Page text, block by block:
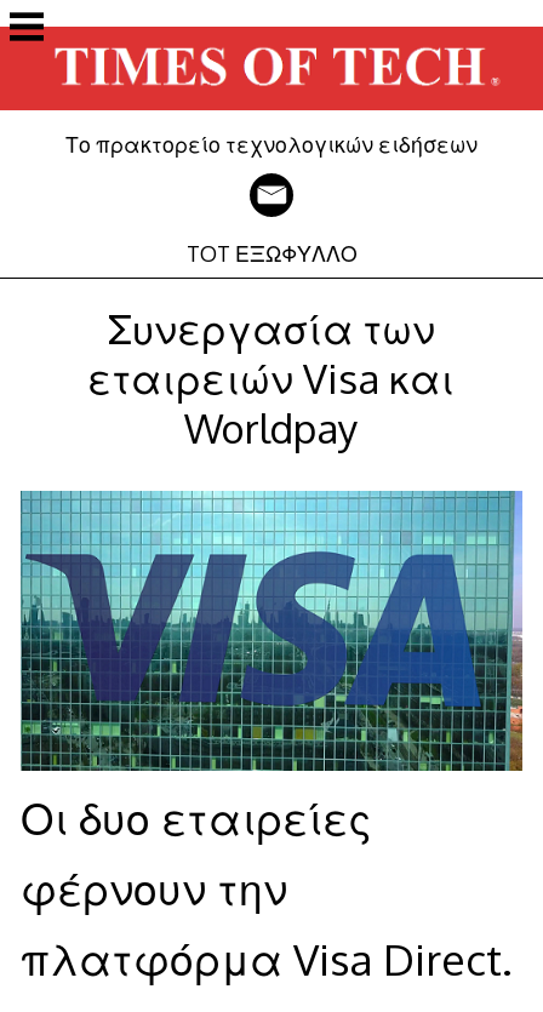
Μετάβαση
στο
περιεχόμενο
Το πρακτορείο τεχνολογικών ειδήσεων
TOT ΕΞΩΦΥΛΛΟ
Συνεργασία των
εταιρειών Visa και
Worldpay
Οι δυο εταιρείες
φέρνουν την
πλατφόρμα Visa Direct.